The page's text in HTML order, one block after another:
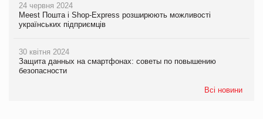
24 червня 2024
Meest Пошта і Shop-Express розширюють можливості
українських підприємців
30 квітня 2024
Защита данных на смартфонах: советы по повышению
безопасности
Всі новини